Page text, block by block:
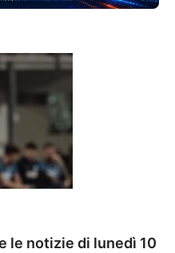
le notizie di lunedì 10